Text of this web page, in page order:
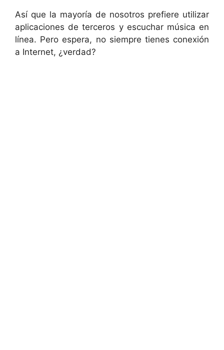
Así que la mayoría de nosotros prefiere utilizar
aplicaciones de terceros y escuchar música en
línea. Pero espera, no siempre tienes conexión
a Internet, ¿verdad?